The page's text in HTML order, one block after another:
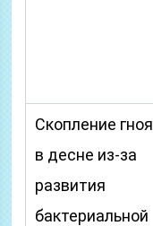
Скопление гноя
в десне из-за
развития
бактериальной